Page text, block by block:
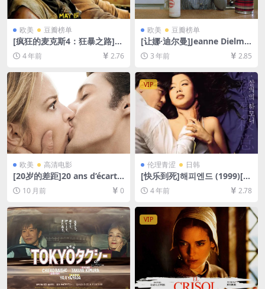
欧美 豆瓣榜单
[疯狂的麦克斯4：狂暴之路]M
ad Max: Fury Road (2015)彩
色/黑白版本[百度网盘+迅雷云
4/8.6GB][中英字幕]
4 年前 2.76
欧美 豆瓣榜单
[让娜·迪尔曼]Jeanne Dielma
n, 23 Quai du Commerce, 1
080 Bruxelles (1975)[百度网
减资源][网盘在线播放/下载]
[MP4/13GB][中英字幕]
3 年前 2.85
欧美 高清电影
[20岁的差距]20 ans d’écart
(2013)[百度网盘+夸克网盘10
80P超清未删减资源][网盘在
线播放/下载][MP4/7.3GB][中
文字幕]
10 月前 0
VIP
伦理青涩 日韩
[快乐到死]해피엔드 (1999)[百
度网盘+迅雷云盘资源1080P
超清未删减][MP4/5.8GB][韩
语中字]
4 年前 2.78
VIP